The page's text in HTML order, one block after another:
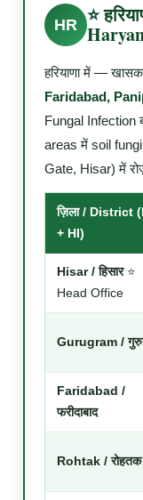
HR ⭐
हरियाणा में —
Faridabad,
Fungal Infection
areas में soil
Gate, Hisar) में
ज़िला / District
+ HI)
Hisar / हिसार⭐
Head Office
Gurugram /
Faridabad /
फरीदाबाद
Rohtak / रोहतक